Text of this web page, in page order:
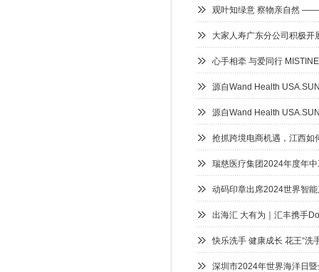
观叶知绿意 察物亲自然
大家人寿广东分公司积极开
心手相牵 与爱同行
源自Wand Health
源自Wand Health
抢抓跨境电商机遇，江西如
瑞慈医疗集团2024年度年
动码印章出席2024世界智
出海汇 大有为｜汇丰携手
快乐洗手 健康成长 花王“洗
深圳市2024年世界海洋日